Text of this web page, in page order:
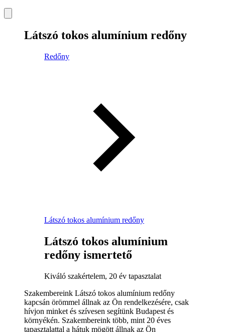
Látszó tokos alumínium redőny
Redőny
Látszó tokos alumínium redőny
Látszó tokos alumínium
redőny ismertető
Kiváló szakértelem, 20 év tapasztalat
Szakembereink Látszó tokos alumínium redőny
kapcsán örömmel állnak az Ön rendelkezésére, csak
hívjon minket és szívesen segítünk Budapest és
környékén. Szakembereink több, mint 20 éves
tapasztalattal a hátuk mögött állnak az Ön